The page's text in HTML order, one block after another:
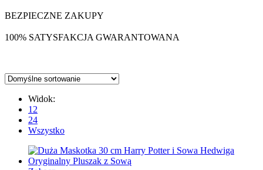
BEZPIECZNE ZAKUPY
100% SATYSFAKCJA GWARANTOWANA
Widok:
12
24
Wszystko